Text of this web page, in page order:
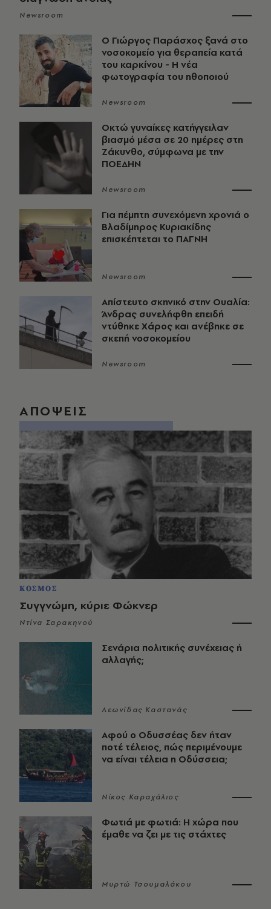
Newsroom
O Γιώργος Παράσχος ξανά στο
νοσοκομείο για θεραπεία κατά
του καρκίνου - Η νέα
φωτογραφία του ηθοποιού
Newsroom
Οκτώ γυναίκες κατήγγειλαν
βιασμό μέσα σε 20 ημέρες στη
Ζάκυνθο, σύμφωνα με την
ΠΟΕΔΗΝ
Newsroom
Για πέμπτη συνεχόμενη χρονιά ο
Βλαδίμηρος Κυριακίδης
επισκέπτεται το ΠΑΓΝΗ
Newsroom
Απίστευτο σκηνικό στην Ουαλία:
Άνδρας συνελήφθη επειδή
ντύθηκε Χάρος και ανέβηκε σε
σκεπή νοσοκομείου
Newsroom
ΑΠΟΨΕΙΣ
ΚΟΣΜΟΣ
Συγγνώμη, κύριε Φώκνερ
Ντίνα Σαρακηνού
Σενάρια πολιτικής συνέχειας ή
αλλαγής;
Λεωνίδας Καστανάς
Αφού ο Οδυσσέας δεν ήταν
ποτέ τέλειος, πώς περιμένουμε
να είναι τέλεια η Οδύσσεια;
Νίκος Καραχάλιος
Φωτιά με φωτιά: Η χώρα που
έμαθε να ζει με τις στάχτες
Μυρτώ Τσουμαλάκου